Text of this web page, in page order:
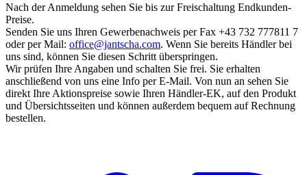
Nach der Anmeldung sehen Sie bis zur Freischaltung Endkunden-
Preise.
Senden Sie uns Ihren Gewerbenachweis per Fax +43 732 777811 7
oder per Mail: office@jantscha.com. Wenn Sie bereits Händler bei
uns sind, können Sie diesen Schritt überspringen.
Wir prüfen Ihre Angaben und schalten Sie frei. Sie erhalten
anschließend von uns eine Info per E-Mail. Von nun an sehen Sie
direkt Ihre Aktionspreise sowie Ihren Händler-EK, auf den Produkt
und Übersichtsseiten und können außerdem bequem auf Rechnung
bestellen.